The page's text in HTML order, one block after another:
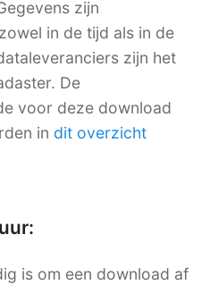
zijn
in de tijd als in de
zijn het
De
voor deze download
in dit overzicht
is om een download af